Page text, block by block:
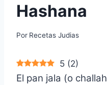
Hashana
Por Recetas Judias
5 (2)
El pan jala (o